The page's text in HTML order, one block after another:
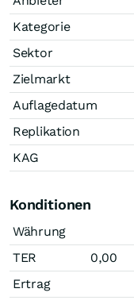
Kategorie
Sektor
Zielmarkt
Auflagedatum
Replikation
KAG
Konditionen
Währung
TER
0,00
Ertrag